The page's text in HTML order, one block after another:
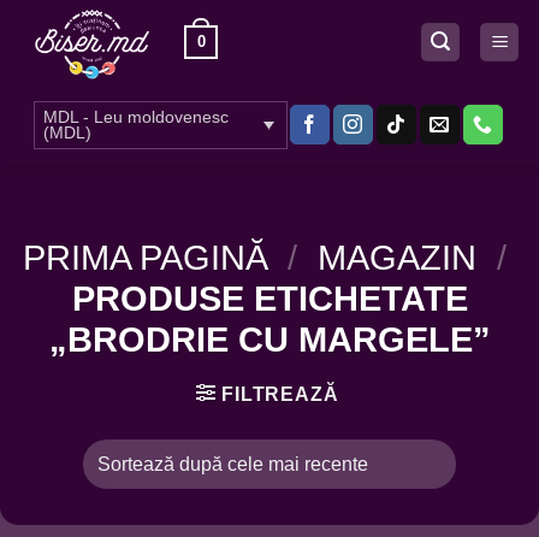
0
MDL - Leu moldovenesc
(MDL)
PRIMA PAGINĂ / MAGAZIN /
PRODUSE ETICHETATE
„BRODRIE CU MARGELE”
FILTREAZĂ